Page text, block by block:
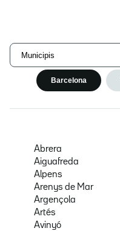
Municipis
Barcelona
Abrera
Aiguafreda
Alpens
Arenys de Mar
Argençola
Artés
Avinyó